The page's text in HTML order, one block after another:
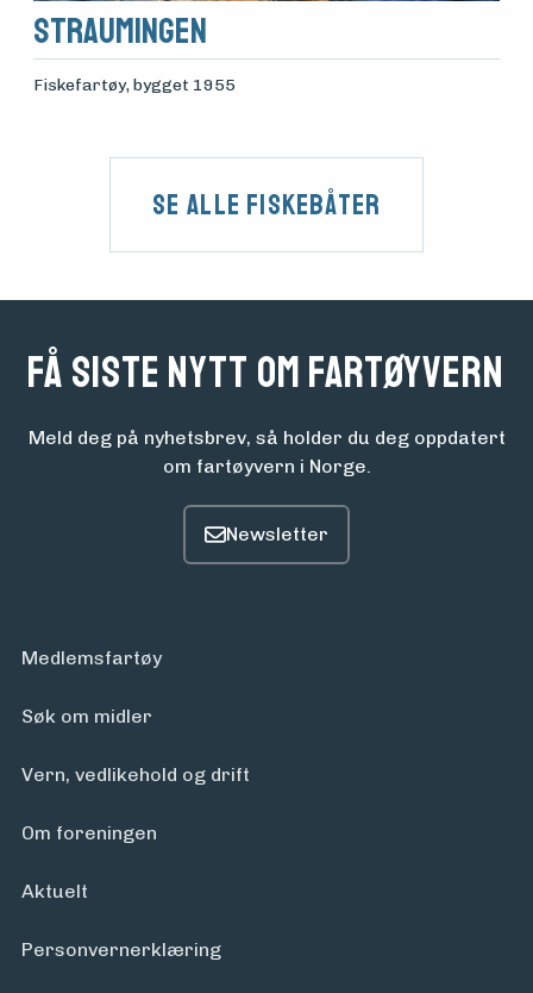
Straumingen
Fiskefartøy, bygget 1955
Se alle fiskebåter
Få siste nytt om fartøyvern
Meld deg på nyhetsbrev, så holder du deg oppdatert
om fartøyvern i Norge.
Medlemsfartøy
Søk om midler
Vern, vedlikehold og drift
Om foreningen
Aktuelt
Personvern­erklæring